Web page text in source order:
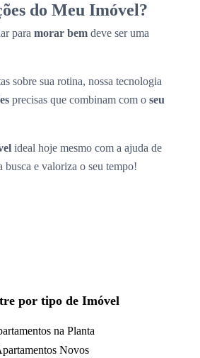
do Meu Imóvel?
para morar bem deve ser uma
sobre sua rotina, nossa tecnologia
precisas que combinam com o seu
ideal hoje mesmo com a ajuda de
busca e valoriza o seu tempo!
por tipo de Imóvel
na Planta
Novos